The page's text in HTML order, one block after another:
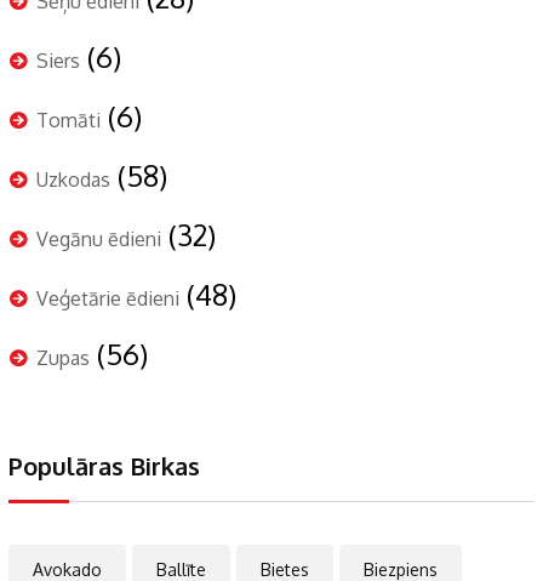
Siers (6)
Tomāti (6)
Uzkodas (58)
Vegānu ēdieni (32)
Veģetārie ēdieni (48)
Zupas (56)
Populāras Birkas
Avokado Ballīte Bietes Biezpiens